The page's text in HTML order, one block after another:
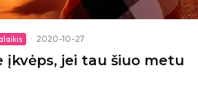
· 2020-10-27
įkvėps, jei tau šiuo metu